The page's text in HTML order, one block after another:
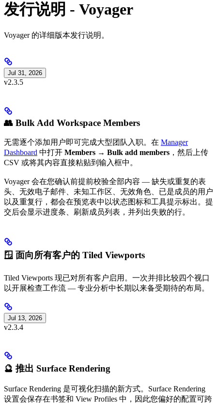
发行说明 - Voyager
Voyager 的详细版本发行说明。
Jul 31, 2026
v2.3.5
👥 Bulk Add Workspace Members
无需逐个添加用户即可完成大型团队入职。在 Manager
Dashboard 中打开 Members → Bulk add members ，然后上传
CSV 或将其内容直接粘贴到输入框中。
Voyager 会在您确认前提前校验全部内容 — 缺失或重复的表
头、无效电子邮件、未知工作区、无效角色、已是成员的用户
以及重复行，都会在预览表中以状态图标和工具提示标出。提
交后会显示进度条、刷新成员列表，并列出失败的行。
🪟 面向所有客户的 Tiled Viewports
Tiled Viewports 现已对所有客户启用。一次并排比较四个视口
以开展检查工作流 — 专业分析中长期以来备受期待的布局。
Jul 13, 2026
v2.3.4
🔮 推出 Surface Rendering
Surface Rendering 是可视化扫描的新方式。Surface Rendering
设置会保存在书签和 View Profiles 中，因此您偏好的配置可跨